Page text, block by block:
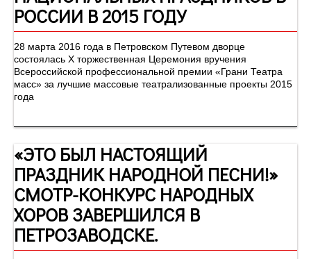
РОССИИ В 2015 ГОДУ
28 марта 2016 года в Петровском Путевом дворце
состоялась Х торжественная Церемония вручения
Всероссийской профессиональной премии «Грани Театра
масс» за лучшие массовые театрализованные проекты 2015
года
«ЭТО БЫЛ НАСТОЯЩИЙ
ПРАЗДНИК НАРОДНОЙ ПЕСНИ!»
СМОТР-КОНКУРС НАРОДНЫХ
ХОРОВ ЗАВЕРШИЛСЯ В
ПЕТРОЗАВОДСКЕ.